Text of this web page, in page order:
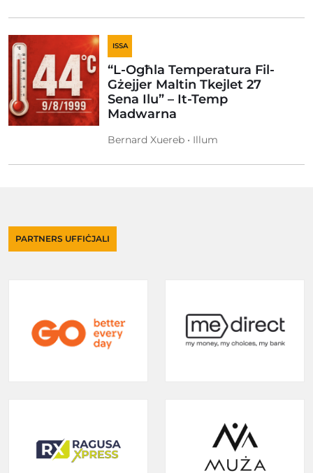
ISSA
“L-Ogħla Temperatura Fil-
Gżejjer Maltin Tkejlet 27
Sena Ilu” – It-Temp
Madwarna
Bernard Xuereb • Illum
PARTNERS UFFIĊJALI